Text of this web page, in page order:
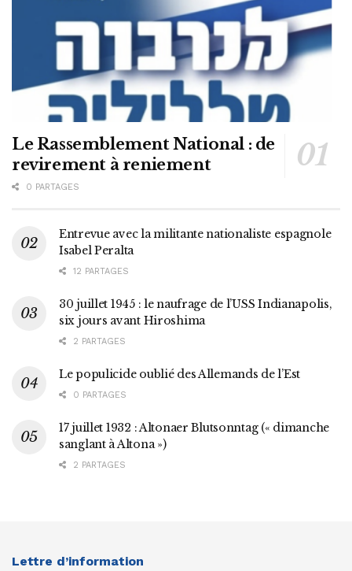
Le Rassemblement National : de
revirement à reniement
0 PARTAGES
Entrevue avec la militante nationaliste espagnole
Isabel Peralta
12 PARTAGES
30 juillet 1945 : le naufrage de l’USS Indianapolis,
six jours avant Hiroshima
2 PARTAGES
Le populicide oublié des Allemands de l’Est
0 PARTAGES
17 juillet 1932 : Altonaer Blutsonntag (« dimanche
sanglant à Altona »)
2 PARTAGES
Lettre d’information